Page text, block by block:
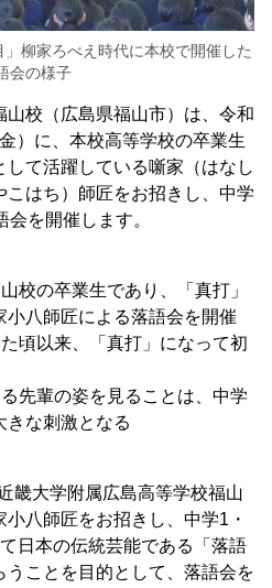
柳家ろべえ時代に本校で開催した
会の様子
校（広島県福山市）は、令和
）に、本校高等学校の卒業生
て活躍している噺家（はなし
はち）師匠をお招きし、中学
を開催します。
校の卒業生であり、「真打」
八師匠による落語会を開催
頃以来、「真打」になって初
先輩の姿を見ることは、中学
きな刺激となる
畿大学附属広島高等学校福山
八師匠をお招きし、中学1・
日本の伝統芸能である「落語
うことを目的として、落語会を